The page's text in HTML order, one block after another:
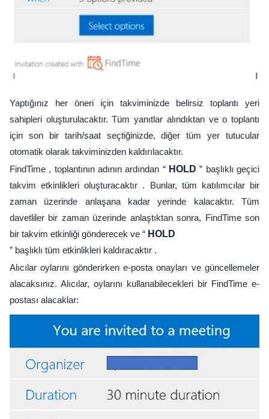
Yaptığınız her öneri için takviminizde belirsiz toplantı yeri
sahipleri oluşturulacaktır. Tüm yanıtlar alındıktan ve o toplantı
için son bir tarih/saat seçtiğinizde, diğer tüm yer tutucular
otomatik olarak takviminizden kaldırılacaktır.
FindTime , toplantının adının ardından “ HOLD ” başlıklı geçici
takvim etkinlikleri oluşturacaktır . Bunlar, tüm katılımcılar bir
zaman üzerinde anlaşana kadar yerinde kalacaktır. Tüm
davetliler bir zaman üzerinde anlaştıktan sonra, FindTime son
bir takvim etkinliği gönderecek ve “ HOLD
” başlıklı tüm etkinlikleri kaldıracaktır .
Alıcılar oylarını gönderirken e-posta onayları ve güncellemeler
alacaksınız. Alıcılar, oylarını kullanabilecekleri bir FindTime e-
postası alacaklar: